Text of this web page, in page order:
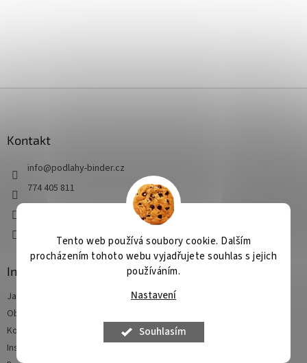
Tento web používá soubory cookie. Dalším
procházením tohoto webu vyjadřujete souhlas s jejich
používáním.
Nastavení
Souhlasím
Kontakt
info@podlahy-binder.cz
774 405 811
https://www.facebook.com/kobercovecentrum
Informace pro vás
Jak nakupovat
Obchodní podmínky
Kontakty
Instalace